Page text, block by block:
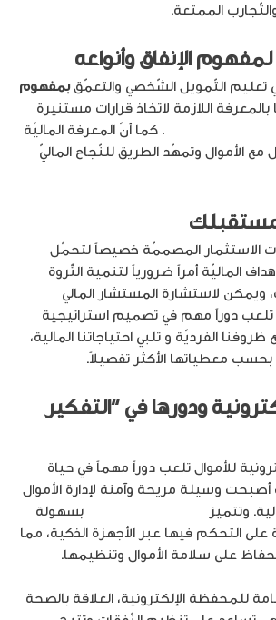
الممتعة.
لمفهوم الإنفاق وأنواعه
تعليم التّمويل الشّخصي والتعمّقبمفهوم
بالمعرفة اللازمة لاتخاذ قرارات مستنيرة
. كما أنّ المعرفة الماليّة
مع الأموال وتمهّد الطريق للنّجاح الماليّ
مستقبلك
الاستثمار المصممّة خصيصاً لتحمّل
الماليّة أمراً ضرورياً لتنمية الثّروة
ويمكن لاستشارة المستشار المالي
تلعب دوراً مهم في تصميم استراتيجية
الفرديّة و تلبي احتياجاتنا المالية،
معطياتها الأكثر تفصيلاً.
ودورها في “التفكير
للأموال تلعب دوراً مهماً في حياة
وسيلة مريحة وآمنة لإدارة الأموال
وتتميز
بسهولة
على التحكم فيها عبر الأجهزة الذكية، مما
على سلامة الأموال وتنظيمها.
للمحفظة الإلكترونية، العلاقة بالصحة